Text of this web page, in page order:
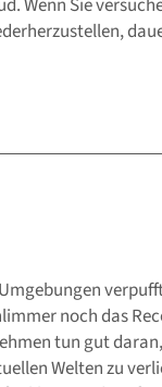
Wenn Sie
noch das
tun gut daran,
Welten zu